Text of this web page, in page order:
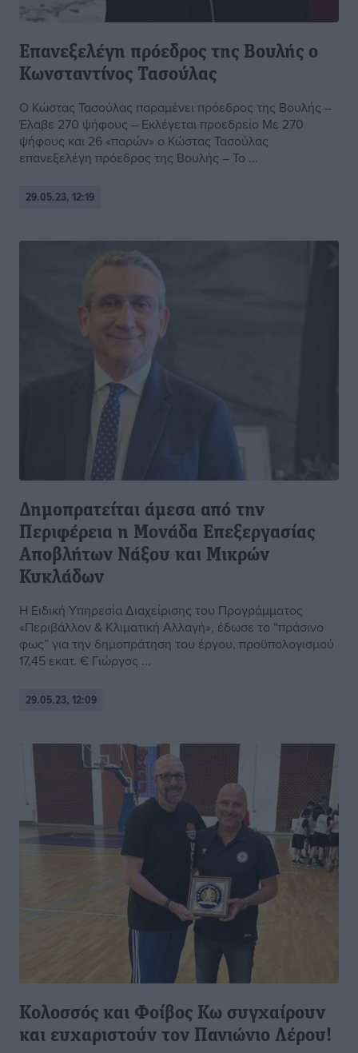
Επανεξελέγη πρόεδρος της Βουλής ο
Κωνσταντίνος Τασούλας
Ο Κώστας Τασούλας παραμένει πρόεδρος της Βουλής –
Έλαβε 270 ψήφους – Εκλέγεται προεδρείο Με 270
ψήφους και 26 «παρών» ο Κώστας Τασούλας
επανεξελέγη πρόεδρος της Βουλής – Το ...
29.05.23, 12:19
Δημοπρατείται άμεσα από την
Περιφέρεια η Μονάδα Επεξεργασίας
Αποβλήτων Νάξου και Μικρών
Κυκλάδων
Η Ειδική Υπηρεσία Διαχείρισης του Προγράμματος
«Περιβάλλον & Κλιματική Αλλαγή», έδωσε το “πράσινο
φως” για την δημοπράτηση του έργου, προϋπολογισμού
17,45 εκατ. € Γιώργος ...
29.05.23, 12:09
Κολοσσός και Φοίβος Κω συγχαίρουν
και ευχαριστούν τον Πανιώνιο Λέρου!